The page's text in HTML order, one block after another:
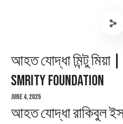
আহত যোদ্ধা মিন্টু মিয়া
Smrity Foundation
June 4, 2025
আহত যোদ্ধা রাকিবুল